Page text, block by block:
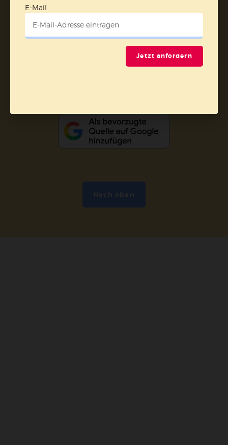
Barrierefreiheit
Impressum
Vertrag widerrufen
E-Mail
Jetzt anfordern